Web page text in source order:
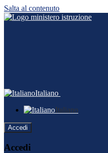
Salta al contenuto
Italiano
Italiano
Accedi
Accedi